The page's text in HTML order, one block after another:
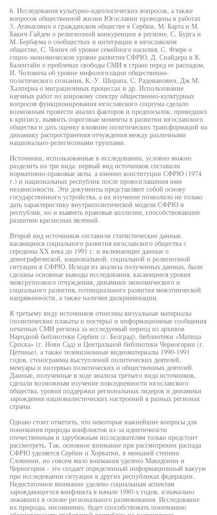
6. Исследования культурно-идеологических вопросов, а также
вопросов общественной жизни Югославии проведены в работах
3. Атанасович о гражданском обществе в Сербии, М. Барта и М.
Бакич-Гайден о религиозной конкуренции в регионе, С. Бурга и
М. Бербаума о сообществах и интеграции в югославском
обществе, С. Чопич об уровне семейного насилия, С. Флере о
социо-экономическом уровне развития СФРЮ, Д. Снайдера и К.
Балентайн о проблемах свободы СМИ в стране перед ее распадом,
И. Чоловича об уровне мифологизации общественно-
политического сознания, К.-У. Ширапа, С. Радованович, Дж.М.
Халперна о миграционных процессах и др. Использование
научных работ по широкому спектру общественно-культурных
вопросов функционирования югославского социума сделало
возможным провести анализ факторов и предпосылок, приведших
к кризису, выявить пороговые моменты в развитии югославского
общества и дать оценку влиянию политических трансформаций на
динамику распространения отчуждения между различными
национально-религиозными группами.
Источники, использованные в исследовании, условно можно
разделить на три вида: первый вид источников составили
нормативно-правовые акты, а именно конституции СФРЮ (1974
г.) и национальных республик после провозглашения ими
независимости. Эти документы представляют собой основу
государственного устройства, а их изучение позволило не только
дать характеристику внутриполитической модели СФРЮ и
республик, но и выявить правовые коллизии, способствовавшие
развитию кризисных явлений.
Второй вид источников составили статистические данные,
касающиеся социального развития югославского общества с
середины XX века до 1991 г. и включающие данные о
демографической, национальной, социальной и религиозной
ситуации в СФРЮ. Исходя из анализа полученных данных, были
сделаны основные выводы исследования, касающиеся уровня
межгруппового отчуждения, динамики экономического и
социального развития, потенциального развития межэтнической
напряженности, а также наличия дискриминации.
К третьему виду источников отнесены визуальные материалы
(политические плакаты и постеры) и информационные сообщения
печатных СМИ региона за исследуемый период из архивов
Народной библиотеки Сербии (г. Белград), библиотеки «Матица
Српска» (г. Нови Сад) и Центральной библиотеки Черногории (г.
Цетинье), а также телевизионные видеоматериалы 1990-1991
годов, стенограммы выступлений политических деятелей,
мемуары и интервью политических и общественных деятелей.
Данные, полученные в ходе анализа третьего вида источников,
сделали возможным изучение повседневности югославского
общества, уровня поддержки региональных лидеров и динамики
зарождения националистических настроений в разных регионах
страны.
Однако стоит отметить, что некоторые важнейшие вопросы для
понимания природы конфликтов из-за идентичности
отечественным и зарубежным исследователям только предстоит
рассмотреть. Так, основное внимание при рассмотрении распада
СФРЮ уделяется Сербии и Хорватии, в меньшей степени
Словении, но совсем мало внимания уделено Македонии и
Черногории - это создает определенный информационный вакуум
при исследовании ситуации в других республиках федерации.
Недостаточное внимание уделено социальным аспектам
зарождающегося конфликта в начале 1980-х годов, изначально
лежавших в основе регионального размежевания. Исследование
их природы, несомненно, будет способствовать пониманию